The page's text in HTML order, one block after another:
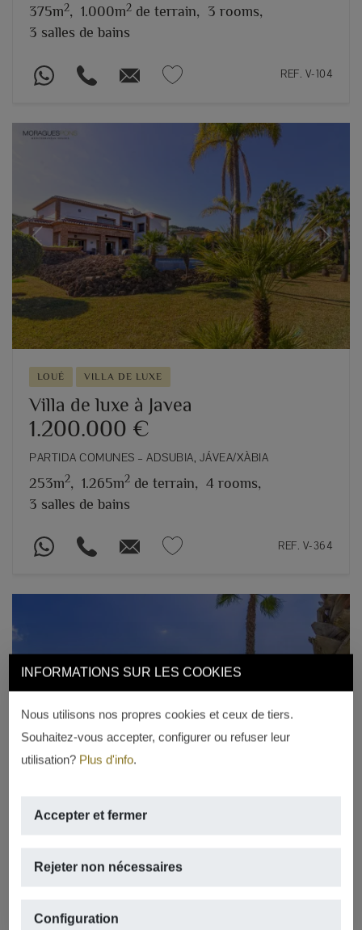
INFORMATIONS SUR LES COOKIES
Nous utilisons nos propres cookies et ceux de tiers.
Souhaitez-vous accepter, configurer ou refuser leur
utilisation? Plus d'info.
Accepter et fermer
Rejeter non nécessaires
Configuration
375m2, 1.000m2 de terrain, 3 rooms,
3 salles de bains
REF. V-104
Previous Next
LOUÉ VILLA DE LUXE
Villa de luxe à Javea
1.200.000 €
PARTIDA COMUNES – ADSUBIA, JÁVEA/XÀBIA
253m2, 1.265m2 de terrain, 4 rooms,
3 salles de bains
REF. V-364
Previous
Villa avec jardin à Jávea zone Piver
2